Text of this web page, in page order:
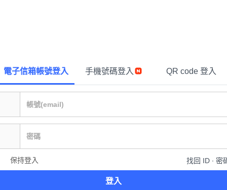
電子信箱帳號登入 手機號碼登入 QR code 登入
保持登入 找回 ID ∙ 密
登入